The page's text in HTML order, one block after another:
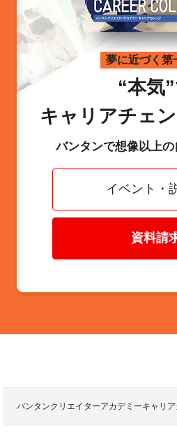
夢に近づく第
“本気
キャリアチェ
バンタンで想像以上の
イベント・
資料請
バンタンクリエイターアカデミーキャリ